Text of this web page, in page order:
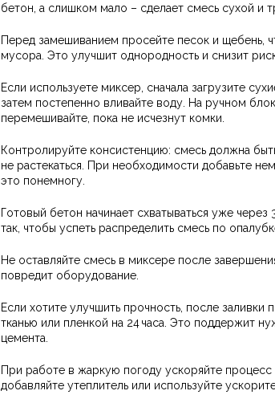
бетон, а слишком мало – сделает смесь сухой и
Перед замешиванием просейте песок и щебень,
мусора. Это улучшит однородность и снизит
Если используете миксер, сначала загрузите
затем постепенно вливайте воду. На ручном
перемешивайте, пока не исчезнут комки.
Контролируйте консистенцию: смесь должна
не растекаться. При необходимости добавьте
это понемногу.
Готовый бетон начинает схватываться уже
так, чтобы успеть распределить смесь по
Не оставляйте смесь в миксере после
повредит оборудование.
Если хотите улучшить прочность, после заливки
тканью или пленкой на 24 часа. Это поддержит
цемента.
При работе в жаркую погоду ускоряйте
добавляйте утеплитель или используйте